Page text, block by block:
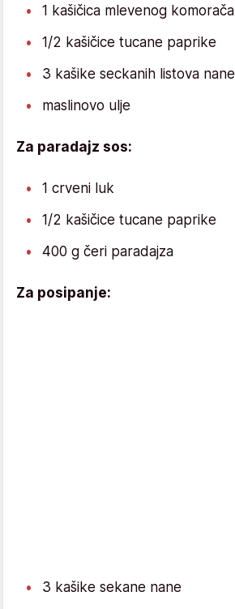
1 kašičica mlevenog komorača
1/2 kašičice tucane paprike
3 kašike seckanih listova nane
maslinovo ulje
Za paradajz sos:
1 crveni luk
1/2 kašičice tucane paprike
400 g čeri paradajza
Za posipanje:
3 kašike sekane nane